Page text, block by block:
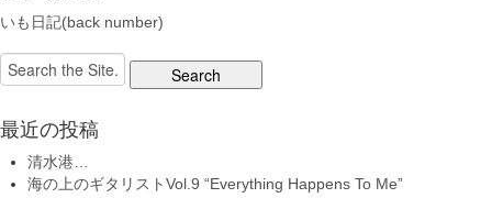
いも日記(back number)
Search
for:
最近の投稿
清水港…
海の上のギタリストVol.9 “Everything Happens To Me”